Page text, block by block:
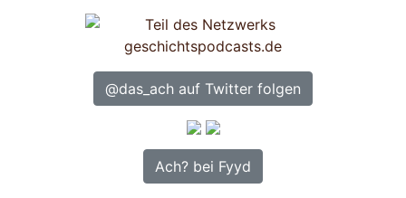
@das_ach auf Twitter folgen
Ach? bei Fyyd